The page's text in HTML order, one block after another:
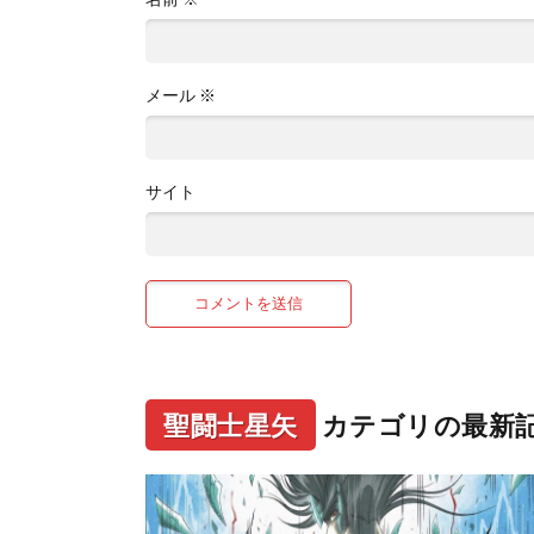
メール ※
サイト
聖闘士星矢 カテゴリの最新